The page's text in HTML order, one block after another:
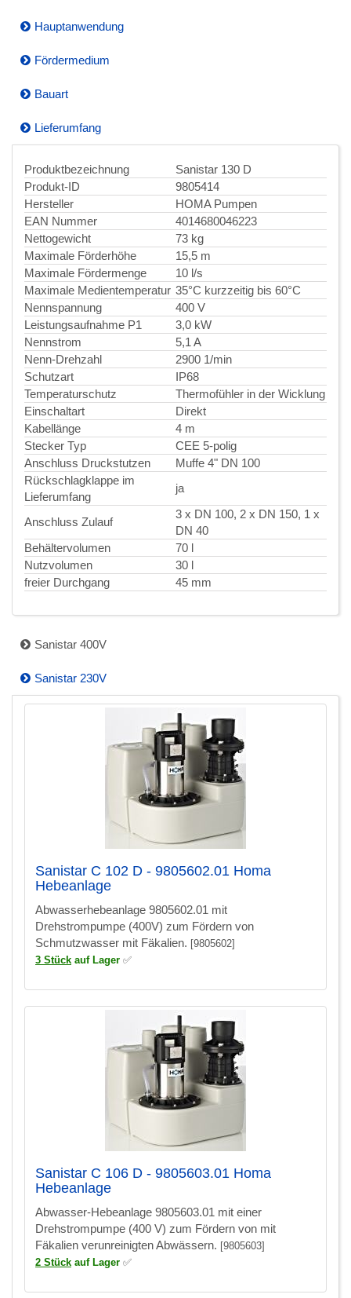
Hauptanwendung
Fördermedium
Bauart
Lieferumfang
Produktbezeichnung
Sanistar 130 D
Produkt-ID
9805414
Hersteller
HOMA Pumpen
EAN Nummer
4014680046223
Nettogewicht
73 kg
Maximale Förderhöhe
15,5 m
Maximale Fördermenge
10 l/s
Maximale Medientemperatur 35°C kurzzeitig bis 60°C
Nennspannung
400 V
Leistungsaufnahme P1
3,0 kW
Nennstrom
5,1 A
Nenn-Drehzahl
2900 1/min
Schutzart
IP68
Temperaturschutz
Thermofühler in der Wicklung
Einschaltart
Direkt
Kabellänge
4 m
Stecker Typ
CEE 5-polig
Anschluss Druckstutzen
Muffe 4" DN 100
Rückschlagklappe im
Lieferumfang
ja
Anschluss Zulauf
3 x DN 100, 2 x DN 150, 1 x
DN 40
Behältervolumen
70 l
Nutzvolumen
30 l
freier Durchgang
45 mm
Sanistar 400V
Sanistar 230V
Sanistar C 102 D - 9805602.01 Homa
Hebeanlage
Abwasserhebeanlage 9805602.01 mit
Drehstrompumpe (400V) zum Fördern von
Schmutzwasser mit Fäkalien. [9805602]
3 Stück auf Lager ✅
Sanistar C 106 D - 9805603.01 Homa
Hebeanlage
Abwasser-Hebeanlage 9805603.01 mit einer
Drehstrompumpe (400 V) zum Fördern von mit
Fäkalien verunreinigten Abwässern. [9805603]
2 Stück auf Lager ✅